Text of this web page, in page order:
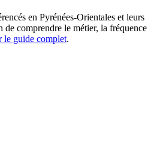
en Pyrénées-Orientales et leurs
comprendre le métier, la fréquence
le guide complet.